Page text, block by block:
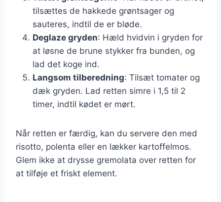
tilsættes de hakkede grøntsager og
sauteres, indtil de er bløde.
Deglaze gryden: Hæld hvidvin i gryden for
at løsne de brune stykker fra bunden, og
lad det koge ind.
Langsom tilberedning: Tilsæt tomater og
dæk gryden. Lad retten simre i 1,5 til 2
timer, indtil kødet er mørt.
Når retten er færdig, kan du servere den med
risotto, polenta eller en lækker kartoffelmos.
Glem ikke at drysse gremolata over retten for
at tilføje et friskt element.